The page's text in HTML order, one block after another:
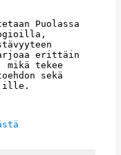
Puolassa
erittäin
tekee
sekä